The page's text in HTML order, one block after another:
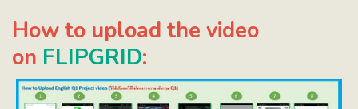
How to upload the video
on FLIPGRID: